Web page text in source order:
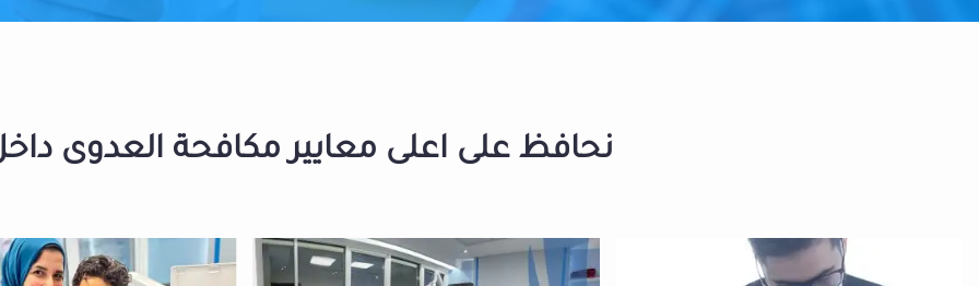
نحافظ على اعلى معايير مكافحة العدوى